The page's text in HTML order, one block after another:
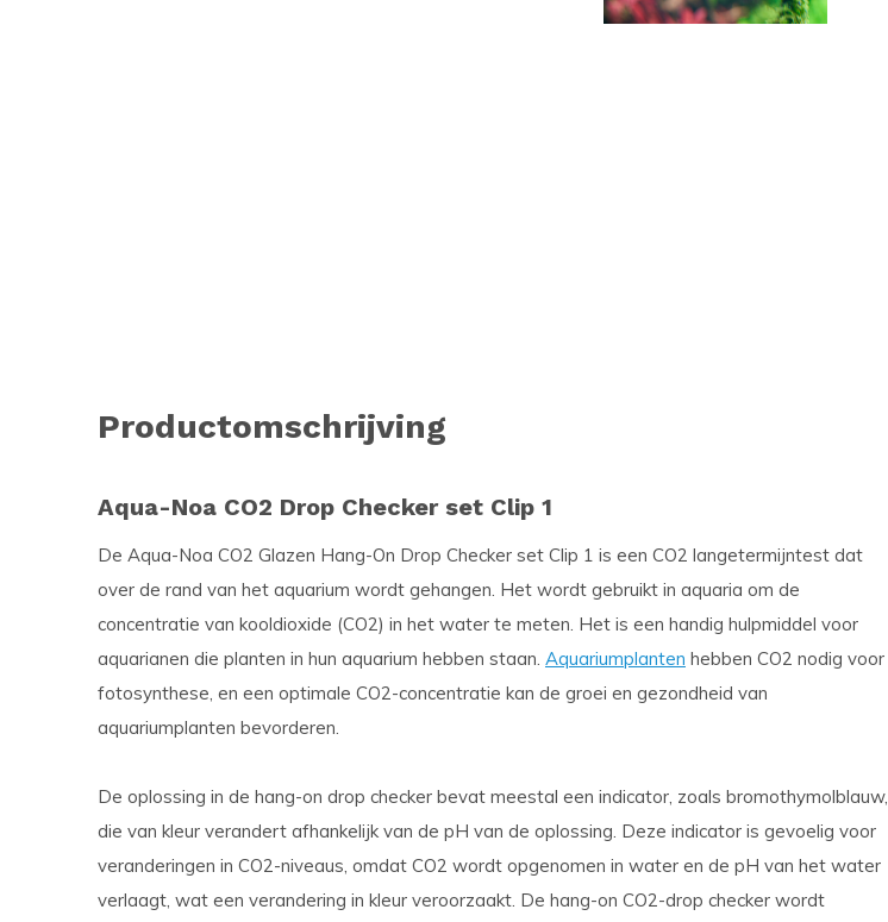
Productomschrijving
Aqua-Noa CO2 Drop Checker set Clip 1
De Aqua-Noa CO2 Glazen Hang-On Drop Checker set Clip 1 is een CO2 langetermijntest dat
over de rand van het aquarium wordt gehangen. Het wordt gebruikt in aquaria om de
concentratie van kooldioxide (CO2) in het water te meten. Het is een handig hulpmiddel voor
aquarianen die planten in hun aquarium hebben staan. Aquariumplanten hebben CO2 nodig voor
fotosynthese, en een optimale CO2-concentratie kan de groei en gezondheid van
aquariumplanten bevorderen.
De oplossing in de hang-on drop checker bevat meestal een indicator, zoals bromothymolblauw,
die van kleur verandert afhankelijk van de pH van de oplossing. Deze indicator is gevoelig voor
veranderingen in CO2-niveaus, omdat CO2 wordt opgenomen in water en de pH van het water
verlaagt, wat een verandering in kleur veroorzaakt. De hang-on CO2-drop checker wordt